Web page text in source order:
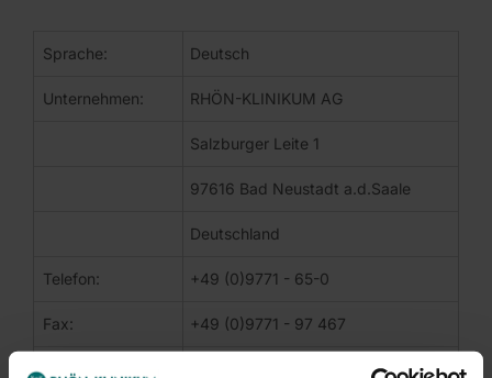
Konzerngewinn erhöhte sich um 39,5 % auf 51,2 Mio.
Flaggschiff RHÖN-KLINIKUM Campus Bad Neustadt
Digitalisierungs- und Campus-Strategie konsequent
Deutsch
RHÖN-KLINIKUM AG
Salzburger Leite 1
97616 Bad Neustadt a.d.Saale
Deutschland
+49 (0)9771 - 65-0
+49 (0)9771 - 97 467
rka@rhoen-klinikum-ag.com
Sprache:
Unternehmen:
Telefon:
Fax:
E-Mail: